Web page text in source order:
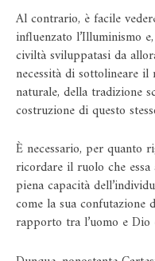
Al contrario, è facile
influenzato l’Illuminismo
civiltà sviluppatasi da
necessità di sottolineare
naturale, della tradizione
costruzione di questo
È necessario, per quanto
ricordare il ruolo che
piena capacità
come la sua confutazione
rapporto tra l’uomo e Dio